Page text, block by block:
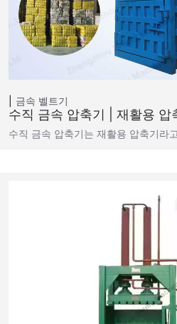
금속 벨트기
수직 금속 압축기 | 재활용 압
수직 금속 압축기는 재활용 압축기라